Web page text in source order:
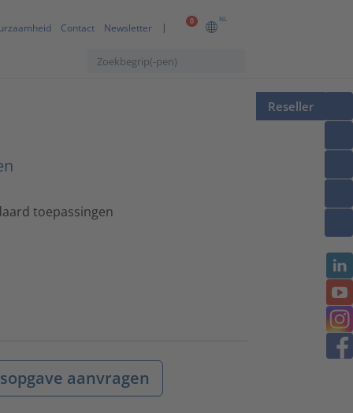
0 NL
Contact Newsletter
Reseller
toepassingen
aanvragen